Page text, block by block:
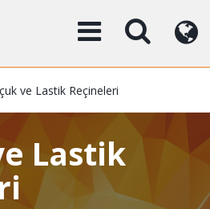
ve Lastik Reçineleri
Lastik